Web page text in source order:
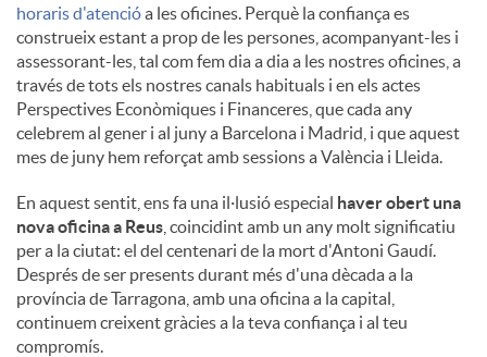
horaris d'atencióa les oficines. Perquè la confiança es
construeix estant a prop de les persones, acompanyant-les i
assessorant-les, tal com fem dia a dia a les nostres oficines, a
través de tots els nostres canals habituals i en els actes
Perspectives Econòmiques i Financeres, que cada any
celebrem al gener i al juny a Barcelona i Madrid, i que aquest
mes de juny hem reforçat amb sessions a València i Lleida.
En aquest sentit, ens fa una il·lusió especial haver obert una
nova oficina a Reus , coincidint amb un any molt significatiu
per a la ciutat: el del centenari de la mort d'Antoni Gaudí.
Després de ser presents durant més d'una dècada a la
província de Tarragona, amb una oficina a la capital,
continuem creixent gràcies a la teva confiança i al teu
compromís.